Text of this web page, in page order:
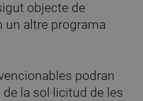
objecte de
un altre programa
podran
la sol·licitud de les